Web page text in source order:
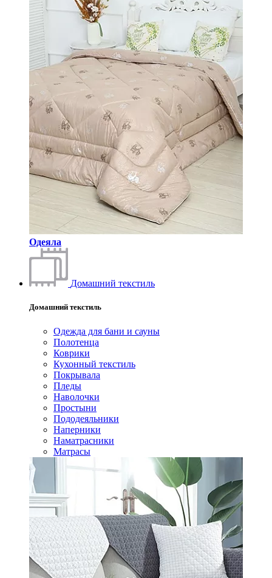
Одеяла
Домашний текстиль
Домашний текстиль
Одежда для бани и сауны
Полотенца
Коврики
Кухонный текстиль
Покрывала
Пледы
Наволочки
Простыни
Пододеяльники
Наперники
Наматрасники
Матрасы